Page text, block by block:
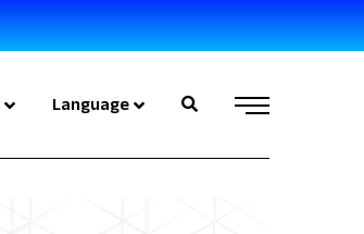
Language